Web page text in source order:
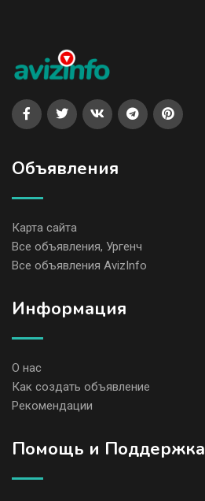
Объявления
Карта сайта
Все объявления, Ургенч
Все объявления AvizInfo
Информация
О нас
Как создать объявление
Рекомендации
Помощь и Поддержка